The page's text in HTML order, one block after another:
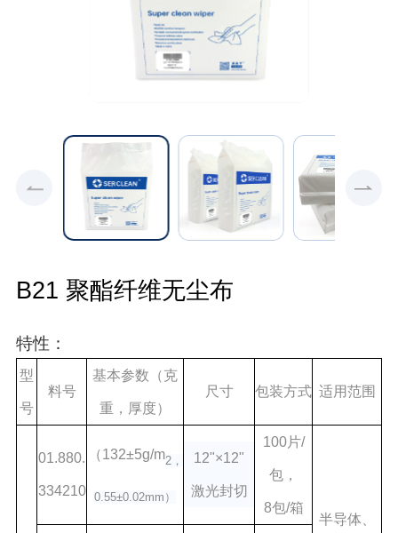
B21 聚酯纤维无尘布
特性：
型
号
料号
基本参数（克
重，厚度）
尺寸 包装方式 适用范围
01.880.
334210
（132±5g/m2，
0.55±0.02mm）
12"×12"
激光封切
100片/
包，
8包/箱
半导体、